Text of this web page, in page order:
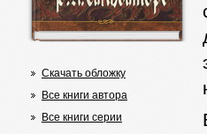
Скачать обложку
Все книги автора
Все книги серии